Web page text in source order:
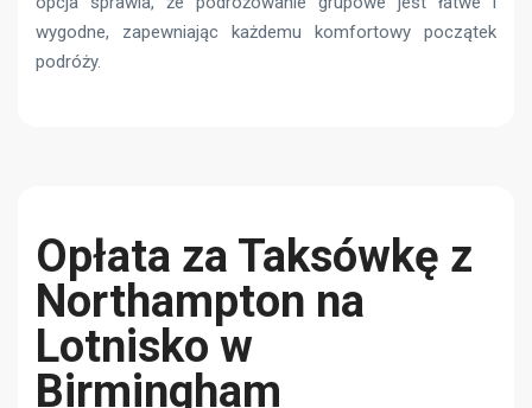
wygodne, zapewniając każdemu komfortowy początek
podróży.
Opłata za Taksówkę z
Northampton na
Lotnisko w
Birmingham